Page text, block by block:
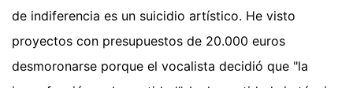
de indiferencia es un suicidio artístico. He visto
proyectos con presupuestos de 20.000 euros
desmoronarse porque el vocalista decidió que "la